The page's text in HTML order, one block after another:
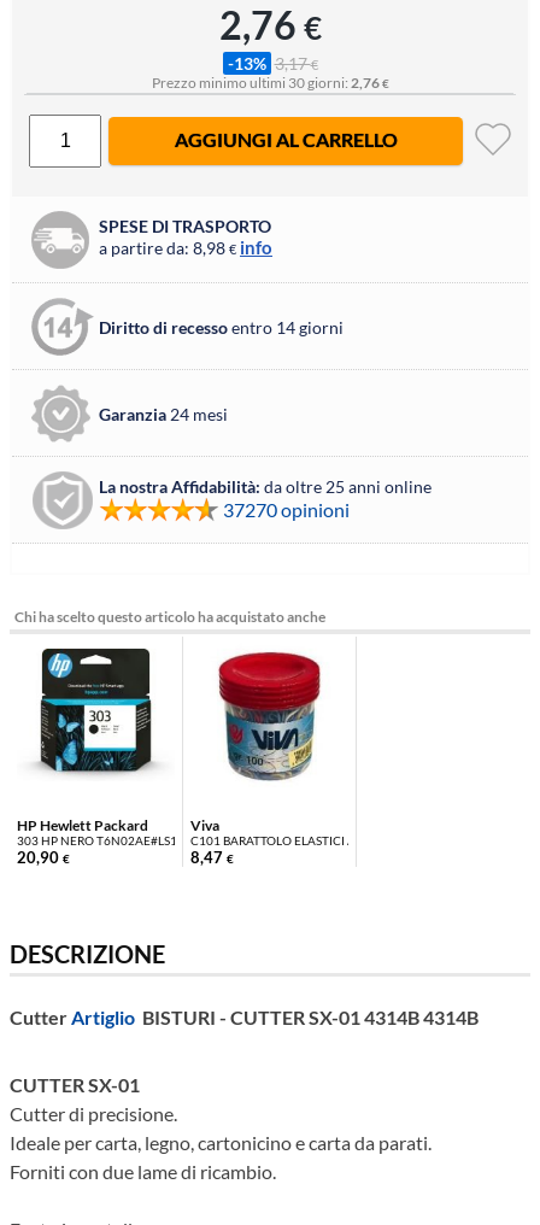
2,76 €
-13% 3,17€
Prezzo minimo ultimi 30 giorni: 2,76€
AGGIUNGI AL CARRELLO
SPESE DI TRASPORTO
a partire da: 8,98 € info
Diritto di recessoentro 14 giorni
Garanzia 24 mesi
La nostra Affidabilità: da oltre 25 anni online
37270 opinioni
Chi ha scelto questo articolo ha acquistato anche
HP Hewlett Packard
303 HP NERO T6N02AE#LS1
20,90 €
Viva
C101 BARATTOLO ELASTICI ASSORTITI 100G
8,47 €
DESCRIZIONE
CutterArtiglio BISTURI - CUTTER SX-01 4314B 4314B
CUTTER SX-01
Cutter di precisione.
Ideale per carta, legno, cartonicino e carta da parati.
Forniti con due lame di ricambio.